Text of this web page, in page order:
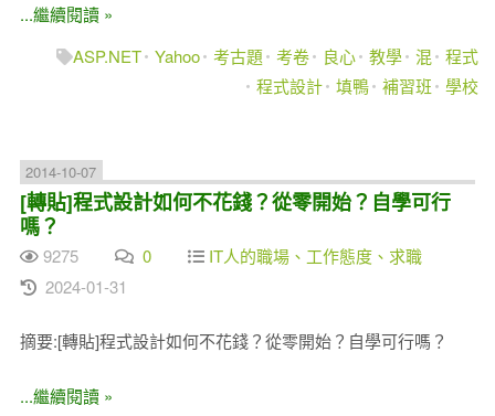
...繼續閱讀 »
ASP.NET Yahoo 考古題 考卷 良心 教學 混
程式
程式設計 填鴨 補習班 學校
2014-10-07
[轉貼]程式設計如何不花錢？從零開始？自學可行
嗎？
9275 0
IT人的職場、工作態度、求職
2024-01-31
摘要:[轉貼]程式設計如何不花錢？從零開始？自學可行嗎？
...繼續閱讀 »